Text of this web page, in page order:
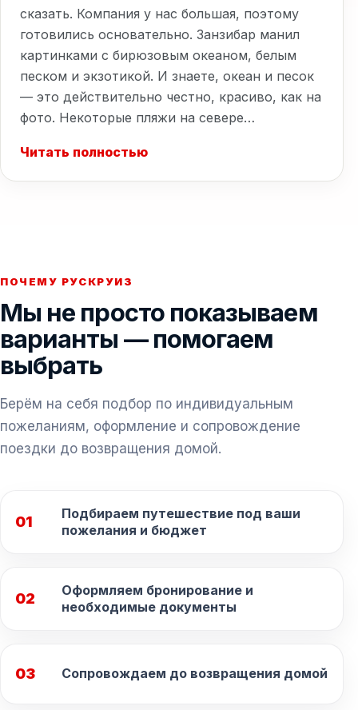
сказать. Компания у нас большая, поэтому
готовились основательно. Занзибар манил
картинками с бирюзовым океаном, белым
песком и экзотикой. И знаете, океан и песок
— это действительно честно, красиво, как на
фото. Некоторые пляжи на севере…
Читать полностью
ПОЧЕМУ РУСКРУИЗ
Мы не просто показываем
варианты — помогаем
выбрать
Берём на себя подбор по индивидуальным
пожеланиям, оформление и сопровождение
поездки до возвращения домой.
01
Подбираем путешествие под ваши
пожелания и бюджет
02
Оформляем бронирование и
необходимые документы
03 Сопровождаем до возвращения домой